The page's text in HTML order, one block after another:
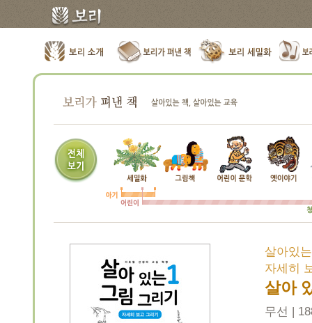
살아있
자세히
살아
무선 |